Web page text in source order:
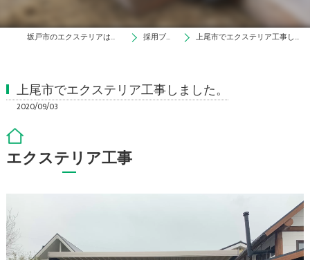
坂戸市のエクステリアはティーズ 採用ブログ 上尾市でエクステリア工事しました。
上尾市でエクステリア工事しました。
2020/09/03
エクステリア工事